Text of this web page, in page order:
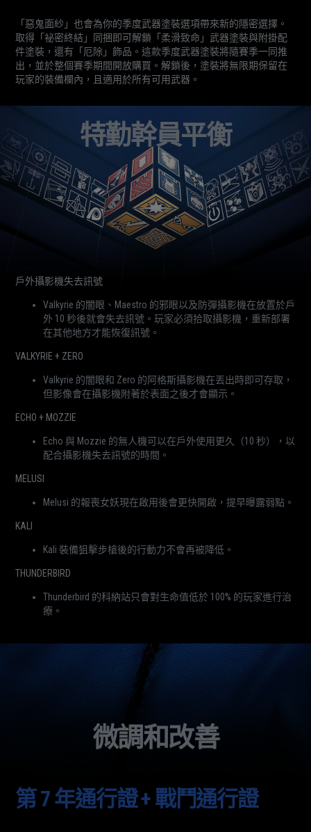
「惡鬼面紗」也會為你的季度武器塗裝選項帶來新的隱密選擇。
取得「祕密終結」同捆即可解鎖「柔滑致命」武器塗裝與附掛配
件塗裝，還有「厄除」飾品。這款季度武器塗裝將隨賽季一同推
出，並於整個賽季期間開放購買。解鎖後，塗裝將無限期保留在
玩家的裝備欄內，且適用於所有可用武器。
特勤幹員平衡
戶外攝影機失去訊號
Valkyrie 的闇眼、Maestro 的邪眼以及防彈攝影機在放置於戶
外 10 秒後就會失去訊號。玩家必須拾取攝影機，重新部署
在其他地方才能恢復訊號。
VALKYRIE + ZERO
Valkyrie 的闇眼和 Zero 的阿格斯攝影機在丟出時即可存取，
但影像會在攝影機附著於表面之後才會顯示。
ECHO + MOZZIE
Echo 與 Mozzie 的無人機可以在戶外使用更久（10 秒），以
配合攝影機失去訊號的時間。
MELUSI
Melusi 的報喪女妖現在啟用後會更快開啟，提早曝露弱點。
KALI
Kali 裝備狙擊步槍後的行動力不會再被降低。
THUNDERBIRD
Thunderbird 的科納站只會對生命值低於 100% 的玩家進行治
療。
微調和改善
第 7 年通行證 + 戰鬥通行證